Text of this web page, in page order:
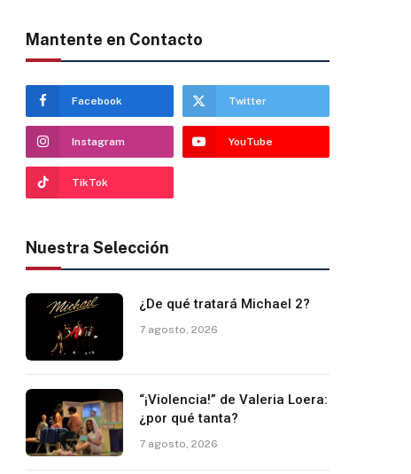
Mantente en Contacto
Facebook Twitter
Instagram YouTube
TikTok
Nuestra Selección
¿De qué tratará Michael 2?
7 agosto, 2026
“¡Violencia!” de Valeria Loera:
¿por qué tanta?
7 agosto, 2026